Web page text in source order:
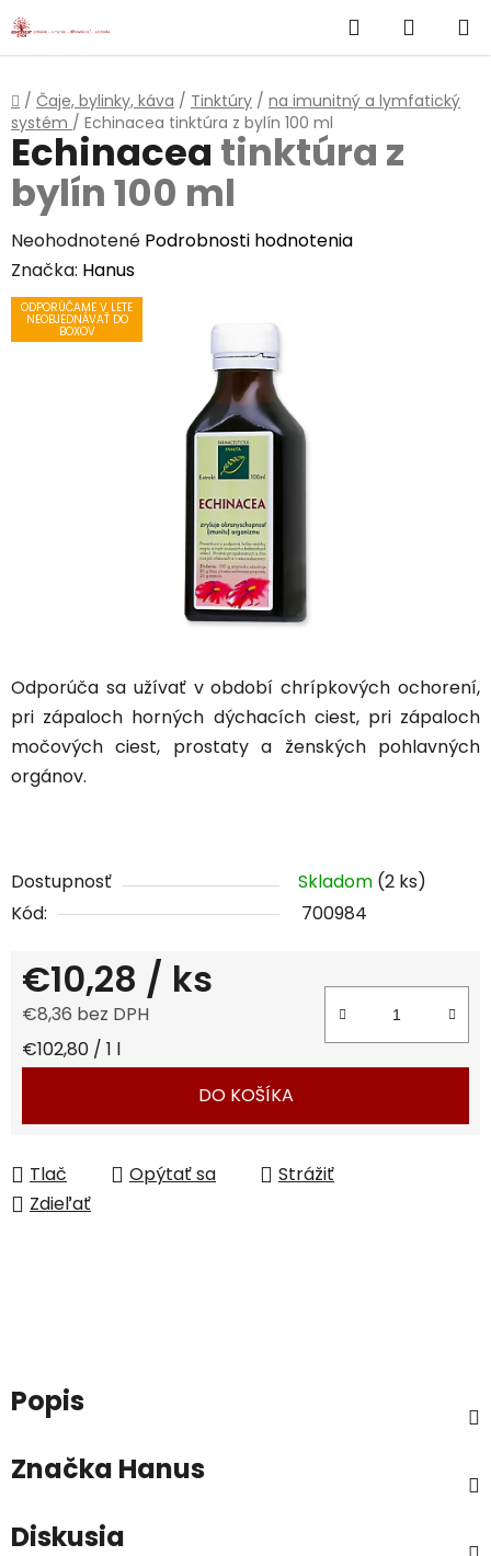
Prejsť
na
Hľadať
KOŠÍK
Domov
/ Čaje, bylinky, káva / Tinktúry / na imunitný a lymfatický
systém / Echinacea tinktúra z bylín 100 ml
Odporúča sa užívať v období chrípkových ochorení,
pri zápaloch horných dýchacích ciest, pri zápaloch
močových ciest, prostaty a ženských pohlavných
orgánov.
Dostupnosť Skladom (2 ks)
Kód:
700984
€10,28 / ks
€8,36 bez DPH
Jednotková cena:
€102,80 / 1 l
DO KOŠÍKA
Tlač Opýtať sa
Strážiť
Zdieľať
Echinacea tinktúra z
bylín 100 ml
Priemerné
hodnotenie
produktu
Neohodnotené Podrobnosti hodnotenia
Značka: Hanus
ODPORÚČAME V LETE
NEOBJEDNÁVAŤ DO
BOXOV
Popis
Značka Hanus
Diskusia